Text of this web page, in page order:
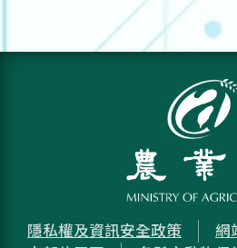
隱私權及資訊安全政策
網